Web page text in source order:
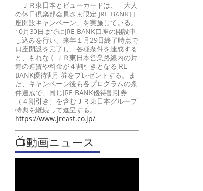
ＪＲ東日本とビューカードは、「大人
の休日倶楽部会員さま限定 JRE BANK口
座開設キャンペーン」を実施している。
10月30日までにJRE BANK口座の開設申
し込みを行い、来年１月29日終了時点で
口座開設を完了し、各種条件を達成する
と、もれなくＪＲ東日本営業路線内の片
道の運賃や料金が４割引きとなるJRE
BANK優待割引券をプレゼントする。ま
た、キャンペーン後も各プログラムの条
件達成で、同じJRE BANK優待割引券
（４割引き）を含むＪＲ東日本グループ
特典を継続して進呈する。
https://www.jreast.co.jp/
📺動画ニュース